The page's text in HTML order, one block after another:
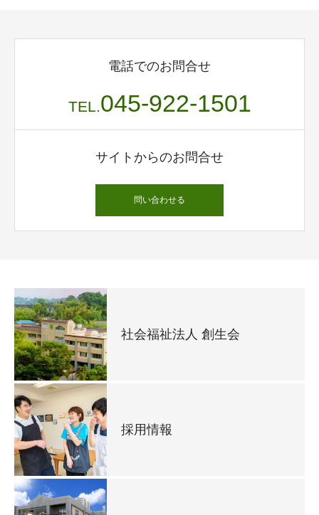
電話でのお問合せ
TEL.045-922-1501
サイトからのお問合せ
問い合わせる
社会福祉法人 創生会
採用情報